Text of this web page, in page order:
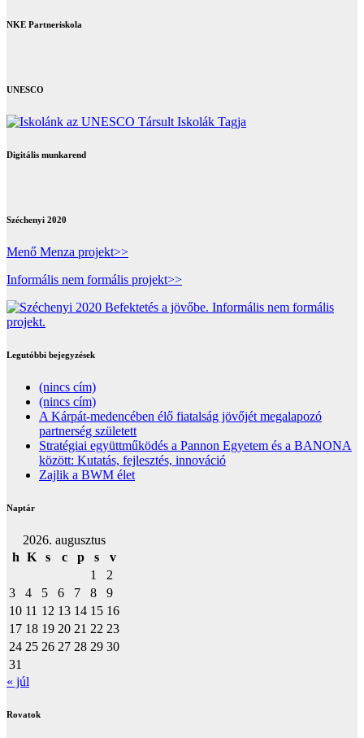
NKE Partneriskola
UNESCO
Digitális munkarend
Széchenyi 2020
Menő Menza projekt>>
Informális nem formális projekt>>
Legutóbbi bejegyzések
(nincs cím)
(nincs cím)
A Kárpát-medencében élő fiatalság jövőjét megalapozó
partnerség született
Stratégiai együttműködés a Pannon Egyetem és a BANONA
között: Kutatás, fejlesztés, innováció
Zajlik a BWM élet
Naptár
2026. augusztus
h K s c p s
v
1
2
3
4 5 6 7 8
9
10 11 12 13 14 15 16
17 18 19 20 21 22 23
24 25 26 27 28 29 30
31
« júl
Rovatok